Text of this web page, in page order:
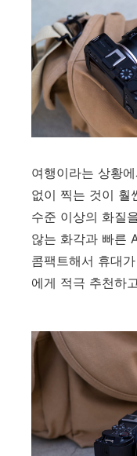
여행이라는 상황
없이 찍는 것이 훨
수준 이상의 화질
않는 화각과 빠른
콤팩트해서 휴대
에게 적극 추천하